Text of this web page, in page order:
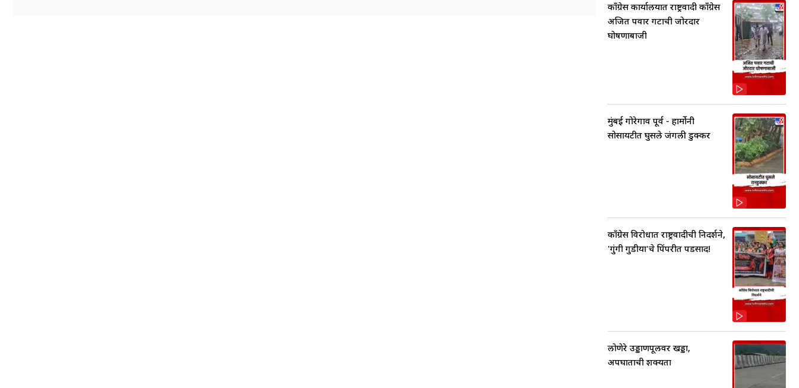
काँग्रेस कार्यालयात राष्ट्रवादी काँग्रेस
अजित पवार गटाची जोरदार
घोषणाबाजी
मुंबई गोरेगाव पूर्व - हार्मोनी
सोसायटीत घुसले जंगली डुक्कर
काँग्रेस विरोधात राष्ट्रवादीची निदर्शने,
'गुंगी गुडीया'चे पिंपरीत पडसाद!
लोणेरे उड्डाणपूलवर खड्डा,
अपघाताची शक्यता